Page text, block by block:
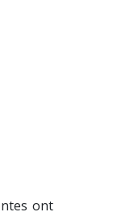
ont